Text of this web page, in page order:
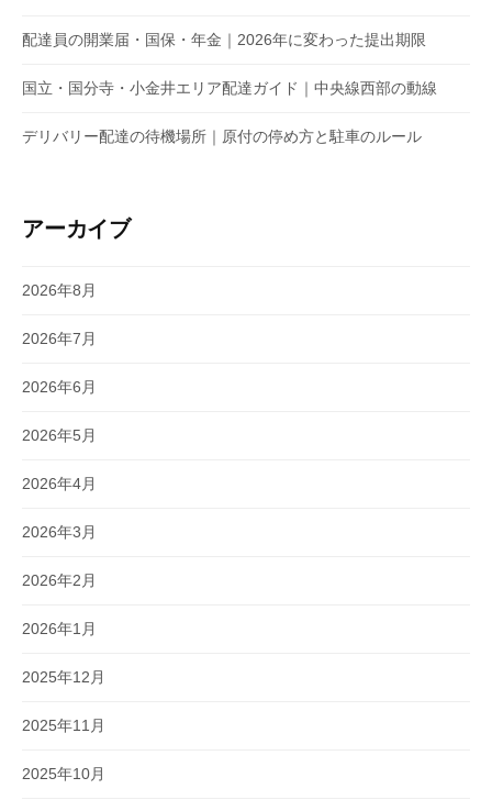
配達員の開業届・国保・年金｜2026年に変わった提出期限
国立・国分寺・小金井エリア配達ガイド｜中央線西部の動線
デリバリー配達の待機場所｜原付の停め方と駐車のルール
アーカイブ
2026年8月
2026年7月
2026年6月
2026年5月
2026年4月
2026年3月
2026年2月
2026年1月
2025年12月
2025年11月
2025年10月